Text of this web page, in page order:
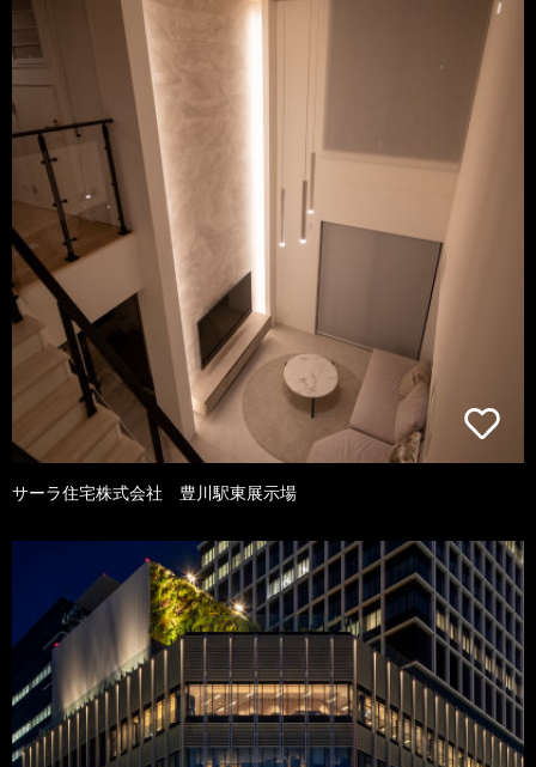
サーラ住宅株式会社 豊川駅東展示場